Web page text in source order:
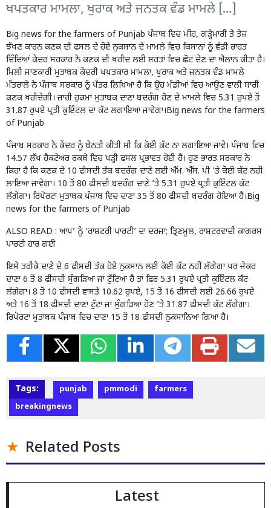
ਖਪਤਕਾਰ ਮਾਮਲਾ, ਖੁਰਾਕ ਅਤੇ ਜਨਤਕ ਵੰਡ ਮਾਮਲੇ […]
Big news for the farmers of Punjab ਪੰਜਾਬ ਵਿਚ ਮੀਂਹ, ਗੜ੍ਹੇਮਾਰੀ ਤੇ ਤੇਜ਼
ਝੱਖਣ ਕਾਰਨ ਕਣਕ ਦੀ ਫਸਲ ਦੇ ਹੋਏ ਨੁਕਸਾਨ ਦੇ ਮਾਮਲੇ ਵਿਚ ਕਿਸਾਨਾਂ ਨੂੰ ਵੱਡੀ ਰਾਹਤ
ਦਿੰਦਿਆਂ ਕੇਂਦਰ ਸਰਕਾਰ ਨੇ ਕਣਕ ਦੀ ਖਰੀਦ ਲਈ ਸ਼ਰਤਾਂ ਵਿਚ ਛੋਟ ਦੇਣ ਦਾ ਐਲਾਨ ਕੀਤਾ ਹੈ।
ਮਿਲੀ ਜਾਣਕਾਰੀ ਮੁਤਾਬਕ ਕੇਂਦਰੀ ਖਪਤਕਾਰ ਮਾਮਲਾ, ਖੁਰਾਕ ਅਤੇ ਜਨਤਕ ਵੰਡ ਮਾਮਲੇ
ਮੰਤਰਾਲੇ ਨੇ ਪੰਜਾਬ ਸਰਕਾਰ ਨੂੰ ਪੱਤਰ ਲਿਖਿਆ ਹੈ ਕਿ ਉਹ ਮੰਡੀਆਂ ਵਿਚ ਆਉਣ ਵਾਲੀ ਸਾਰੀ
ਕਣਕ ਖਰੀਦੇਗੀ। ਜਾਰੀ ਹੁਕਮਾਂ ਮੁਤਾਬਕ ਦਾਣਾ ਬਦਰੰਗ ਹੋਣ ਦੇ ਮਾਮਲੇ ਵਿਚ 5.31 ਰੁਪਏ ਤੋਂ
31.87 ਰੁਪਏ ਪ੍ਰਤੀ ਕੁਇੰਟਲ ਦਾ ਕੱਟ ਲਗਾਇਆ ਜਾਵੇਗਾ।Big news for the farmers
of Punjab
ਪੰਜਾਬ ਸਰਕਾਰ ਨੇ ਕੇਂਦਰ ਨੂੰ ਬੇਨਤੀ ਕੀਤੀ ਸੀ ਕਿ ਕੋਈ ਕੱਟ ਨਾ ਲਗਾਇਆ ਜਾਵੇ। ਪੰਜਾਬ ਵਿਚ
14.57 ਲੱਖ ਹੈਕਟੇਅਰ ਰਕਬੇ ਵਿਚ ਖੜ੍ਹੀ ਫਸਲ ਪ੍ਰਭਾਵਤ ਹੋਈ ਹੈ। ਹੁਣ ਭਾਰਤ ਸਰਕਾਰ ਨੇ
ਕਿਹਾ ਹੈ ਕਿ ਕਣਕ ਦੇ 10 ਫੀਸਦੀ ਤੱਕ ਬਦਰੰਗ ਦਾਣੇ ਲਈ ਐੱਮ. ਐੱਸ. ਪੀ ’ਤੇ ਕੋਈ ਕੱਟ ਨਹੀਂ
ਲਾਇਆ ਜਾਵੇਗਾ। 10 ਤੋਂ 80 ਫੀਸਦੀ ਬਦਰੰਗ ਦਾਣੇ ’ਤੇ 5.31 ਰੁਪਏ ਪ੍ਰਤੀ ਕੁਇੰਟਲ ਕੱਟ
ਲੱਗੇਗਾ। ਰਿਪੋਰਟਾਂ ਮੁਤਾਬਕ ਪੰਜਾਬ ਵਿਚ ਦਾਣਾ 35 ਤੋਂ 80 ਫੀਸਦੀ ਬਦਰੰਗ ਹੋਇਆ ਹੈ।Big
news for the farmers of Punjab
ALSO READ : ਆਪ’ ਨੂੰ ‘ਰਾਸ਼ਟਰੀ ਪਾਰਟੀ’ ਦਾ ਦਰਜਾ; ਤ੍ਰਿਣਮੂਲ, ਰਾਸ਼ਟਰਵਾਦੀ ਕਾਂਗਰਸ
ਪਾਰਟੀ ਹਾਰ ਗਈ
ਇਸੇ ਤਰੀਕੇ ਦਾਣੇ ਦੇ 6 ਫੀਸਦੀ ਤੱਕ ਹੋਏ ਨੁਕਸਾਨ ਲਈ ਕੋਈ ਕੱਟ ਨਹੀਂ ਲੱਗੇਗਾ ਪਰ ਜੇਕਰ
ਦਾਣਾ 6 ਤੋਂ 8 ਫੀਸਦੀ ਸੁੰਗੜਿਆ ਜਾਂ ਟੁੱਟਿਆ ਹੈ ਤਾਂ ਫਿਰ 5.31 ਰੁਪਏ ਪ੍ਰਤੀ ਕੁਇੰਟਲ ਕੱਟ
ਲੱਗੇਗਾ। 8 ਤੋਂ 10 ਫੀਸਦੀ ਵਾਸਤੇ 10.62 ਰੁਪਏ, 15 ਤੋਂ 16 ਫੀਸਦੀ ਲਈ 26.66 ਰੁਪਏ
ਅਤੇ 16 ਤੋਂ 18 ਫੀਸਦੀ ਦਾਣਾ ਟੁੱਟਾ ਜਾਂ ਸੁੰਗੜਿਆ ਹੋਣ ’ਤੇ 31.87 ਫੀਸਦੀ ਕੱਟ ਲੱਗੇਗਾ।
ਰਿਪੋਰਟਾਂ ਮੁਤਾਬਕ ਪੰਜਾਬ ਵਿਚ ਦਾਣਾ 15 ਤੋਂ 18 ਫੀਸਦੀ ਨੁਕਸਾਨਿਆ ਗਿਆ ਹੈ।
Tags: punjab pmmodi
farmers
breakingnews
Related Posts
Latest